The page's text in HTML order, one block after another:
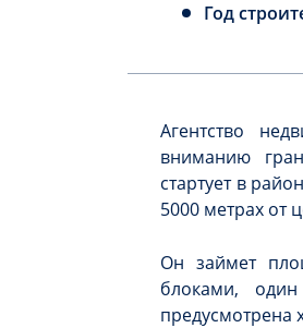
Год
Агентство
вниманию
стартует в
5000 метрах от
Он займет
блоками,
предусмотрена